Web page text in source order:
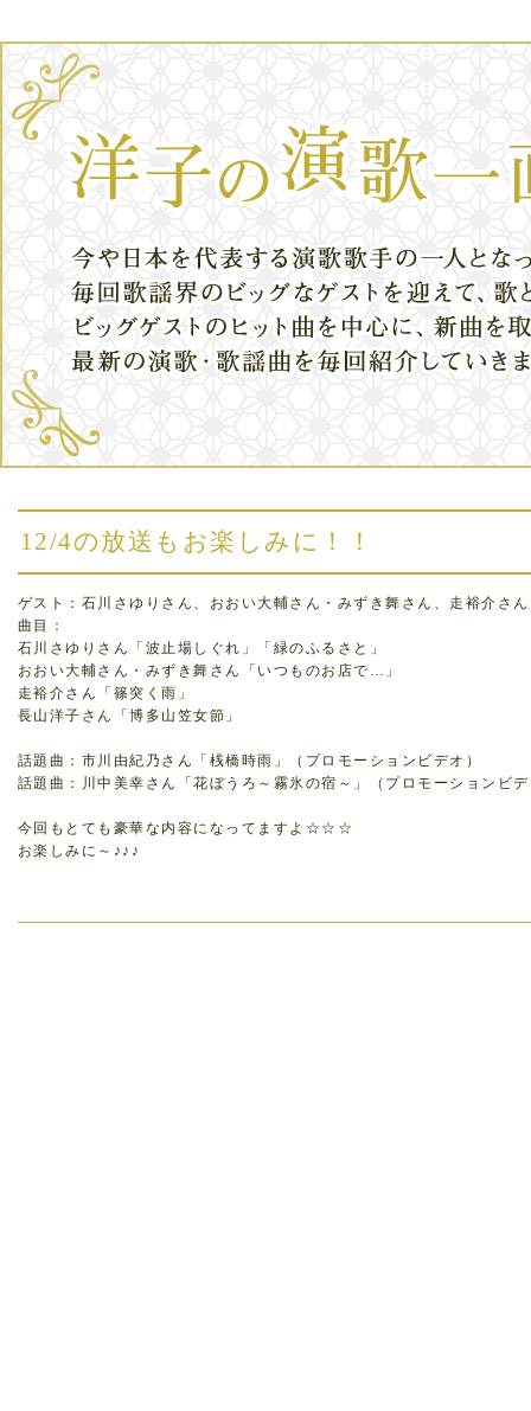
12/4の放送もお楽しみに！！
ゲスト：石川さゆりさん、おおい大輔さん・みずき舞さん、走裕介さん
曲目：
石川さゆりさん「波止場しぐれ」「緑のふるさと」
おおい大輔さん・みずき舞さん「いつものお店で…」
走裕介さん「篠突く雨」
長山洋子さん「博多山笠女節」
話題曲：市川由紀乃さん「桟橋時雨」（プロモーションビデオ）
話題曲：川中美幸さん「花ぼうろ～霧氷の宿～」（プロモーションビ
今回もとても豪華な内容になってますよ☆☆☆
お楽しみに～♪♪♪